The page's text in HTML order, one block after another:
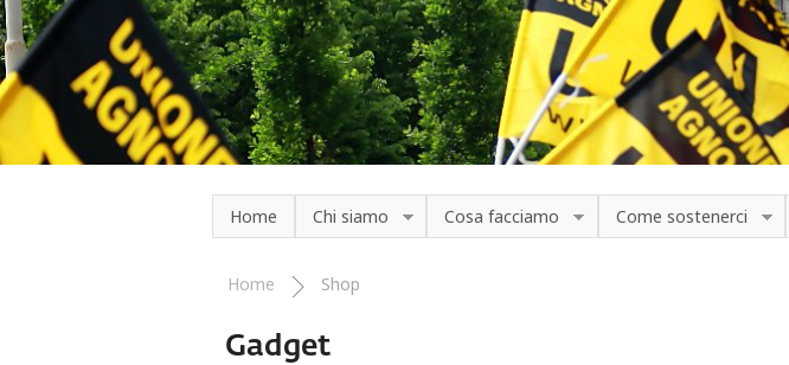
Salta al contenuto principale
Home Chi siamo Cosa facciamo Come sostenerci
Tu sei qui
Home Shop
Gadget